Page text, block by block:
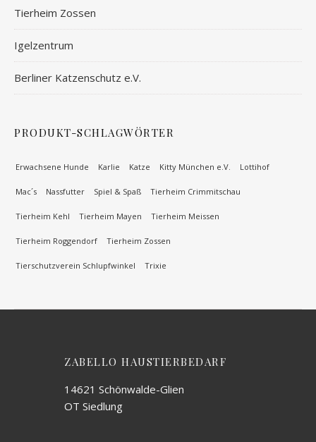
Tierheim Zossen
Igelzentrum
Berliner Katzenschutz e.V.
PRODUKT-SCHLAGWÖRTER
Erwachsene Hunde Karlie Katze Kitty München e.V. Lottihof
Mac´s Nassfutter Spiel & Spaß Tierheim Crimmitschau
Tierheim Kehl Tierheim Mayen Tierheim Meissen
Tierheim Roggendorf Tierheim Zossen
Tierschutzverein Schlupfwinkel Trixie
ZABELLO HAUSTIERBEDARF
14621 Schönwalde-Glien
OT Siedlung